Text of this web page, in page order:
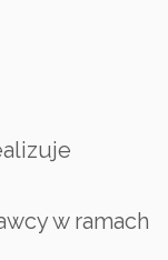
w ramach